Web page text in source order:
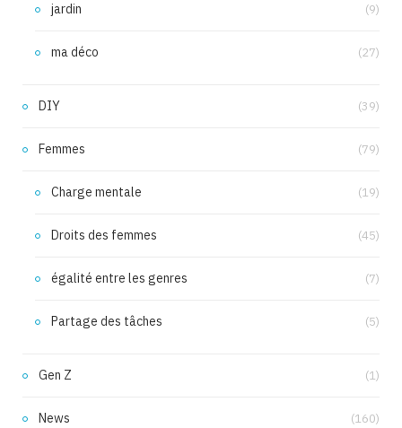
jardin (9)
ma déco (27)
DIY (39)
Femmes (79)
Charge mentale (19)
Droits des femmes (45)
égalité entre les genres (7)
Partage des tâches (5)
Gen Z (1)
News (160)